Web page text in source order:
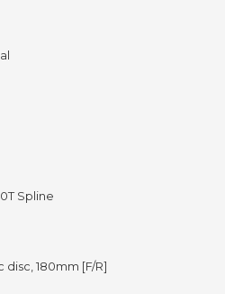
Spline
disc, 180mm [F/R]